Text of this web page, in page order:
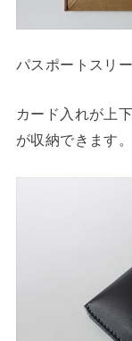
パスポートスリ
カード入れが上
が収納できます。